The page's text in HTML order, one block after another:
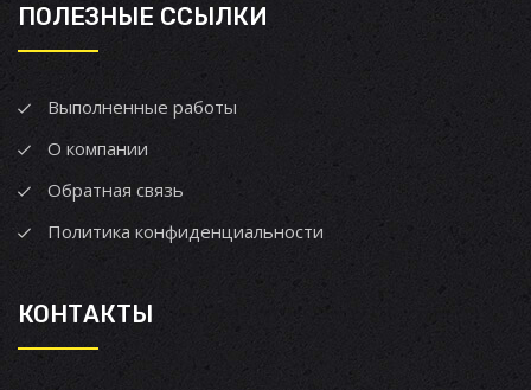
ПОЛЕЗНЫЕ ССЫЛКИ
Выполненные работы
О компании
Обратная связь
Политика конфиденциальности
КОНТАКТЫ